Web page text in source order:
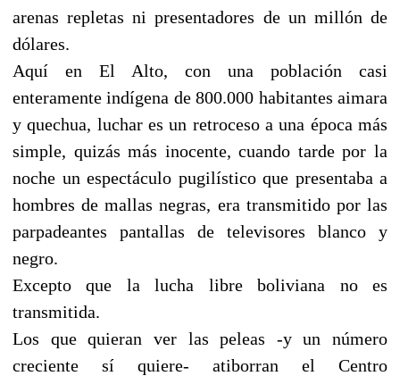
arenas repletas ni presentadores de un millón de
dólares.
Aquí en El Alto, con una población casi
enteramente indígena de 800.000 habitantes aimara
y quechua, luchar es un retroceso a una época más
simple, quizás más inocente, cuando tarde por la
noche un espectáculo pugilístico que presentaba a
hombres de mallas negras, era transmitido por las
parpadeantes pantallas de televisores blanco y
negro.
Excepto que la lucha libre boliviana no es
transmitida.
Los que quieran ver las peleas -y un número
creciente sí quiere- atiborran el Centro